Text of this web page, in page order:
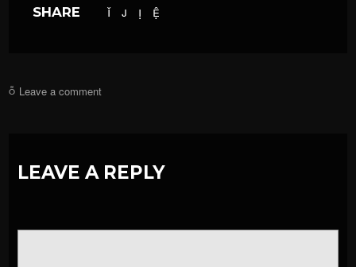
SHARE
Leave a comment
LEAVE A REPLY